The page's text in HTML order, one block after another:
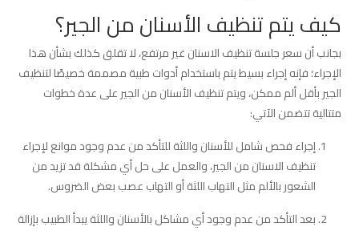
كيف يتم تنظيف الأسنان من الجير؟
بجانب أن سعر جلسة تنظيف الاسنان غير مرتفع، لا تقلق كذلك بشأن هذا
الإجراء؛ فإنه إجراء بسيط يتم باستخدام أدوات طبية مصممة خصيصًا لتنظيف
الجير بأقل ألم ممكن، ويتم تنظيف الأسنان من الجير على عدة خطوات
متتالية تتضمن الآتي:
إجراء فحص شامل للأسنان واللثة للتأكد من عدم وجود موانع لإجراء
تنظيف الاسنان من الجير، والعمل على حل أي مشكلة قد تزيد من
الشعور بالألم مثل التهاب اللثة أو التهاب عصب بعض الضروس.
بعد التأكد من عدم وجود أي مشاكل بالأسنان واللثة يبدأ الطبيب بإزالة